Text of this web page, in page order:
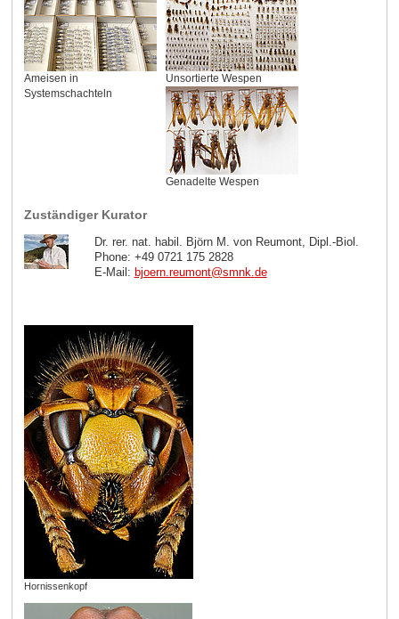
Ameisen in
Systemschachteln
Unsortierte Wespen
Genadelte Wespen
Zuständiger Kurator
Dr. rer. nat. habil. Björn M. von Reumont, Dipl.-Biol.
Phone: +49 0721 175 2828
E-Mail: bjoern.reumont@smnk de
Hornissenkopf